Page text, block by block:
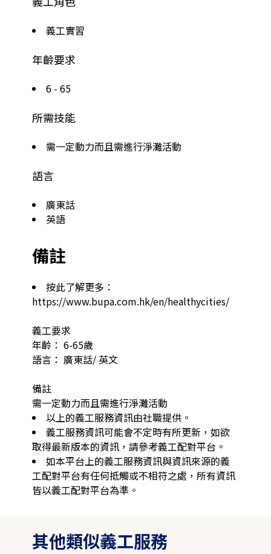
義工實習
年齡要求
6 - 65
所需技能
需一定動力而且需進行淨灘活動
語言
廣東話
英語
備註
按此了解更多：
https://www.bupa.com.hk/en/healthycities/
義工要求
年齡： 6-65歲
語言： 廣東話/ 英文
備註
需一定動力而且需進行淨灘活動
以上的義工服務資訊由社職提供。
義工服務資訊可能會不定時有所更新，如欲
取得最新版本的資訊，請參考義工配對平台。
如本平台上的義工服務資訊與資訊來源的義
工配對平台有任何抵觸或不相符之處，所有資訊
皆以義工配對平台為準。
其他類似義工服務